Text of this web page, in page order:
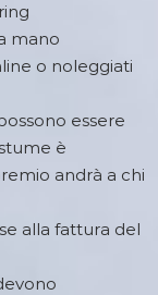
mano
o noleggiati
essere
è
andrà a chi
alla fattura del